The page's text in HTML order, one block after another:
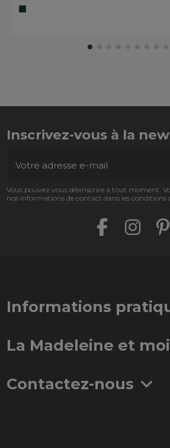
Inscrivez-vous à la
Vous pouvez vous désinscrire à tout moment.
nos informations de contact dans les conditions
Informations
La Madeleine et moi
Contactez-nous